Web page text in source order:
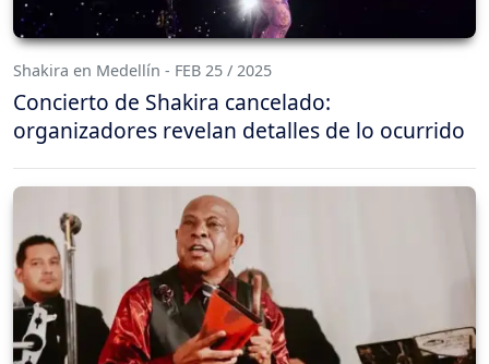
Shakira en Medellín - FEB 25 / 2025
Concierto de Shakira cancelado:
organizadores revelan detalles de lo ocurrido